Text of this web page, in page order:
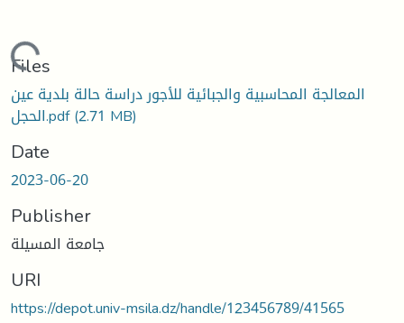
Loading...
Files
المعالجة المحاسبية والجبائية للأجور دراسة حالة بلدية عين
الحجل.pdf(2.71 MB)
Date
2023-06-20
Publisher
جامعة المسيلة
URI
https://depot.univ-msila.dz/handle/123456789/41565